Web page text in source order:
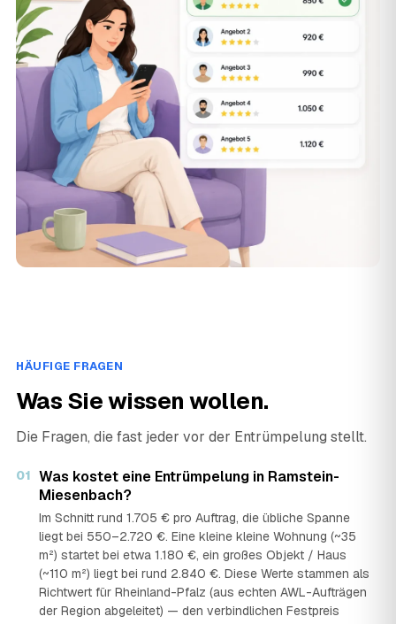
HÄUFIGE FRAGEN
Was Sie wissen wollen.
Die Fragen, die fast jeder vor der Entrümpelung stellt.
01 Was kostet eine Entrümpelung in Ramstein-
Miesenbach?
Im Schnitt rund 1.705 € pro Auftrag, die übliche Spanne
liegt bei 550–2.720 €. Eine kleine kleine Wohnung (~35
m²) startet bei etwa 1.180 €, ein großes Objekt / Haus
(~110 m²) liegt bei rund 2.840 €. Diese Werte stammen als
Richtwert für Rheinland-Pfalz (aus echten AWL-Aufträgen
der Region abgeleitet) — den verbindlichen Festpreis